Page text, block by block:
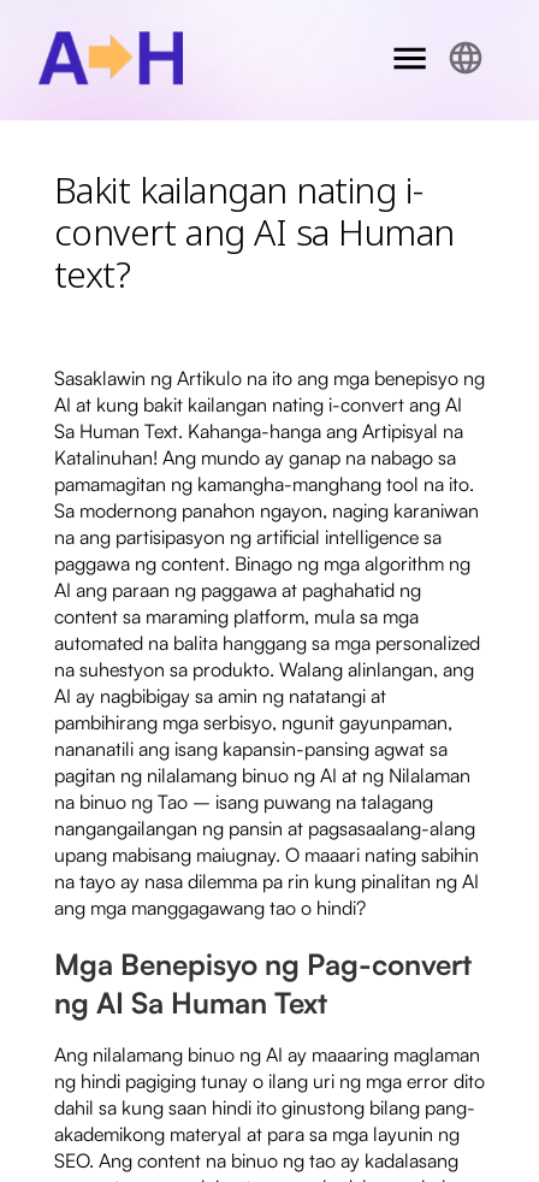
Bakit kailangan nating i-
convert ang AI sa Human
text?
Sasaklawin ng Artikulo na ito ang mga benepisyo ng
AI at kung bakit kailangan nating i-convert ang AI
Sa Human Text. Kahanga-hanga ang Artipisyal na
Katalinuhan! Ang mundo ay ganap na nabago sa
pamamagitan ng kamangha-manghang tool na ito.
Sa modernong panahon ngayon, naging karaniwan
na ang partisipasyon ng artificial intelligence sa
paggawa ng content. Binago ng mga algorithm ng
AI ang paraan ng paggawa at paghahatid ng
content sa maraming platform, mula sa mga
automated na balita hanggang sa mga personalized
na suhestyon sa produkto. Walang alinlangan, ang
AI ay nagbibigay sa amin ng natatangi at
pambihirang mga serbisyo, ngunit gayunpaman,
nananatili ang isang kapansin-pansing agwat sa
pagitan ng nilalamang binuo ng AI at ng Nilalaman
na binuo ng Tao – isang puwang na talagang
nangangailangan ng pansin at pagsasaalang-alang
upang mabisang maiugnay. O maaari nating sabihin
na tayo ay nasa dilemma pa rin kung pinalitan ng AI
ang mga manggagawang tao o hindi?
Mga Benepisyo ng Pag-convert
ng AI Sa Human Text
Ang nilalamang binuo ng AI ay maaaring maglaman
ng hindi pagiging tunay o ilang uri ng mga error dito
dahil sa kung saan hindi ito ginustong bilang pang-
akademikong materyal at para sa mga layunin ng
SEO. Ang content na binuo ng tao ay kadalasang